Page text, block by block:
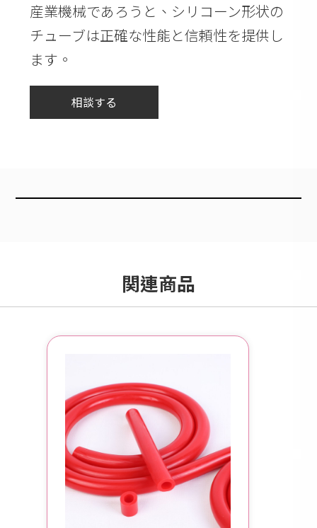
産業機械であろうと、シリコーン形状の
チューブは正確な性能と信頼性を提供し
ます。
相談する
関連商品